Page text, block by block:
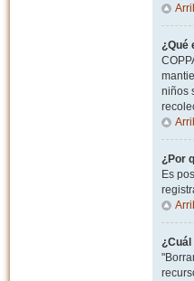
¿Qué
niños
¿Por
Es